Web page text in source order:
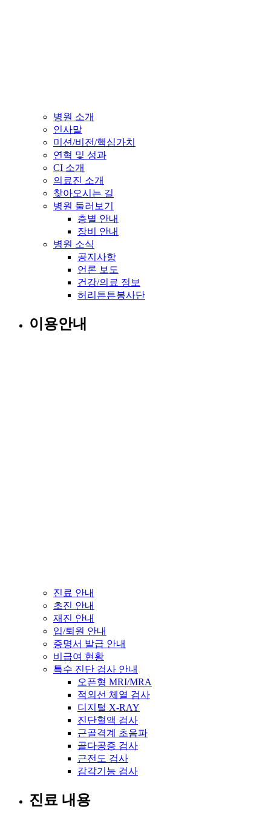
병원 소개
인사말
미션/비전/핵심가치
연혁 및 성과
CI 소개
의료진 소개
찾아오시는 길
병원 둘러보기
층별 안내
장비 안내
병원 소식
공지사항
언론 보도
건강/의료 정보
허리튼튼봉사단
이용안내
진료 안내
초진 안내
재진 안내
입/퇴원 안내
증명서 발급 안내
비급여 현황
특수 진단 검사 안내
오픈형 MRI/MRA
적외선 체열 검사
디지털 X-RAY
진단혈액 검사
근골격계 초음파
골다공증 검사
근전도 검사
감각기능 검사
진료 내용